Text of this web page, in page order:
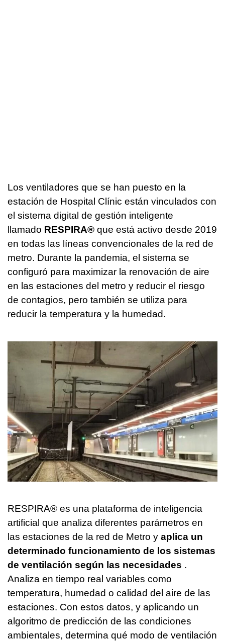
Los ventiladores que se han puesto en la
estación de Hospital Clínic están vinculados con
el sistema digital de gestión inteligente
llamado RESPIRA® que está activo desde 2019
en todas las líneas convencionales de la red de
metro. Durante la pandemia, el sistema se
configuró para maximizar la renovación de aire
en las estaciones del metro y reducir el riesgo
de contagios, pero también se utiliza para
reducir la temperatura y la humedad.
RESPIRA® es una plataforma de inteligencia
artificial que analiza diferentes parámetros en
las estaciones de la red de Metro y aplica un
determinado funcionamiento de los sistemas
de ventilación según las necesidades .
Analiza en tiempo real variables como
temperatura, humedad o calidad del aire de las
estaciones. Con estos datos, y aplicando un
algoritmo de predicción de las condiciones
ambientales, determina qué modo de ventilación